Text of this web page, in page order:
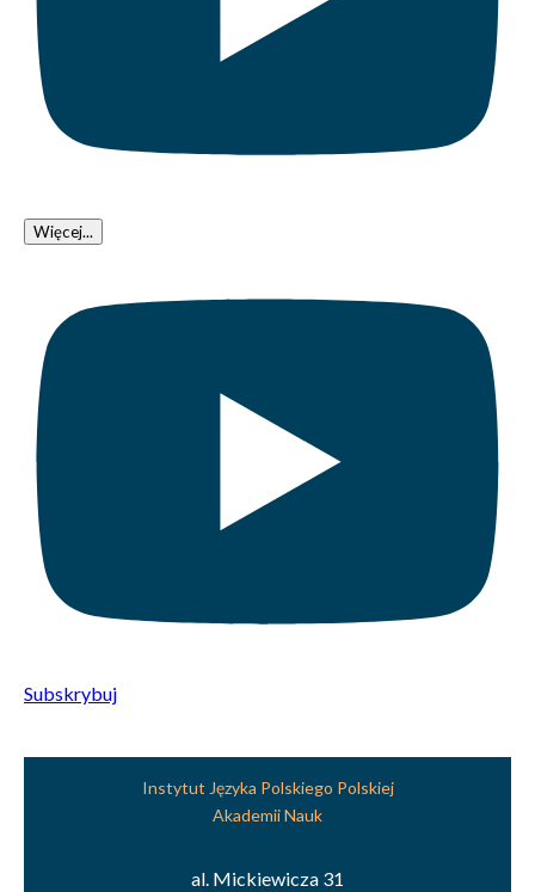
Więcej...
Subskrybuj
Instytut Języka Polskiego Polskiej
Akademii Nauk
al. Mickiewicza 31